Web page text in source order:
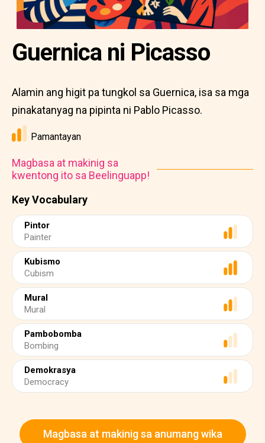
Key Vocabulary
Pintor
Painter
Kubismo
Cubism
Mural
Mural
Pambobomba
Bombing
Demokrasya
Democracy
Guernica ni Picasso
Alamin ang higit pa tungkol sa Guernica, isa sa mga
pinakatanyag na pipinta ni Pablo Picasso.
Pamantayan
Magbasa at makinig sa
kwentong ito sa Beelinguapp!
Magbasa at makinig sa anumang wika